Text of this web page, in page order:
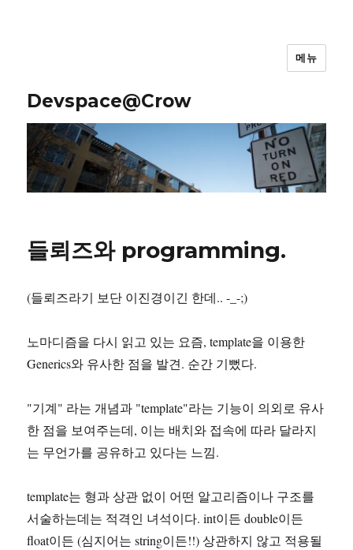
Devspace@Crow
메뉴
들뢰즈와 programming.
(들뢰즈라기 보단 이진경이긴 한데.. -_-;)
노마디즘을 다시 읽고 있는 요즘, template을 이용한
Generics와 유사한 점을 발견. 순간 기뻤다.
"기계" 라는 개념과 "template"라는 기능이 의외로 유사
한 점을 보여주는데, 이는 배치와 접속에 따라 달라지
는 무언가를 공유하고 있다는 느낌.
template는 형과 상관 없이 어떤 알고리즘이나 구조를
서술하는데는 적격인 녀석이다. int이든 double이든
float이든 (심지어는 string이든!!) 상관하지 않고 적용될